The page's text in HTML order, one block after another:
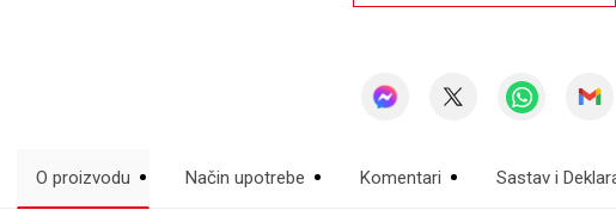
O proizvodu Način upotrebe Komentari Sastav i